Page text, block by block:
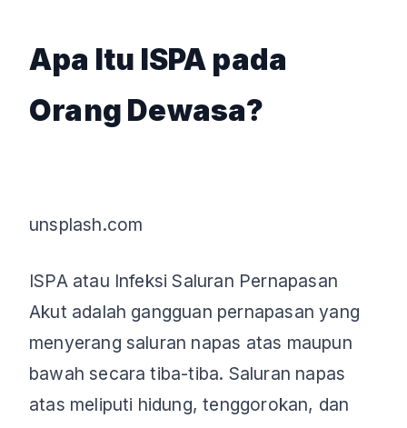
Apa Itu ISPA pada
Orang Dewasa?
unsplash.com
ISPA atau Infeksi Saluran Pernapasan
Akut adalah gangguan pernapasan yang
menyerang saluran napas atas maupun
bawah secara tiba-tiba. Saluran napas
atas meliputi hidung, tenggorokan, dan